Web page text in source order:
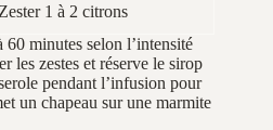
Zester 1 à 2 citrons
minutes selon l’intensité
les zestes et réserve le sirop
pendant l’infusion pour
un chapeau sur une marmite